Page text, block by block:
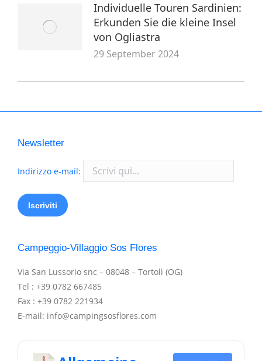
Individuelle Touren Sardinien:
Erkunden Sie die kleine Insel
von Ogliastra
29 September 2024
Newsletter
Indirizzo e-mail:
Campeggio-Villaggio Sos Flores
Via San Lussorio snc – 08048 – Tortolì (OG)
Tel : +39 0782 667485
Fax : +39 0782 221934
E-mail: info@campingsosflores.com